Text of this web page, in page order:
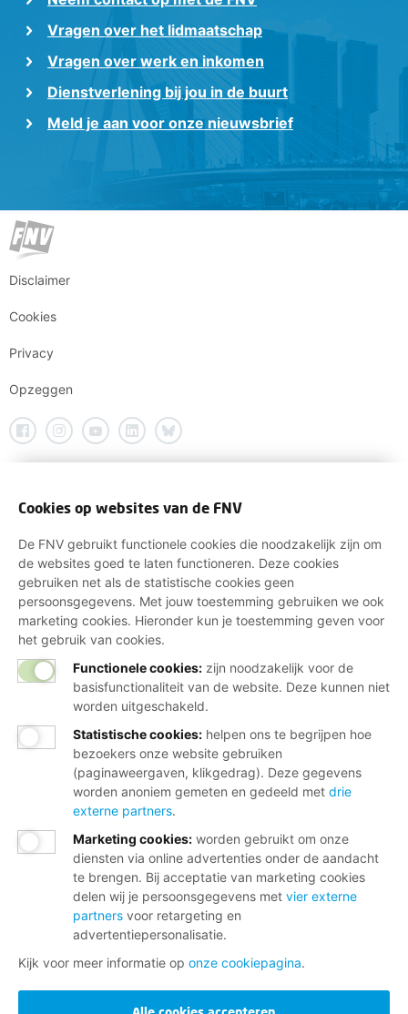
Vragen over het lidmaatschap
Vragen over werk en inkomen
Dienstverlening bij jou in de buurt
Meld je aan voor onze nieuwsbrief
Disclaimer
Cookies
Privacy
Opzeggen
Cookies op websites van de FNV
De FNV gebruikt functionele cookies die noodzakelijk zijn om
de websites goed te laten functioneren. Deze cookies
gebruiken net als de statistische cookies geen
persoonsgegevens. Met jouw toestemming gebruiken we ook
marketing cookies. Hieronder kun je toestemming geven voor
het gebruik van cookies.
Functionele cookies: zijn noodzakelijk voor de
basisfunctionaliteit van de website. Deze kunnen niet
worden uitgeschakeld.
Statistische cookies: helpen ons te begrijpen hoe
bezoekers onze website gebruiken
(paginaweergaven, klikgedrag). Deze gegevens
worden anoniem gemeten en gedeeld met drie
externe partners.
Marketing cookies: worden gebruikt om onze
diensten via online advertenties onder de aandacht
te brengen. Bij acceptatie van marketing cookies
delen wij je persoonsgegevens met vier externe
partners voor retargeting en
advertentiepersonalisatie.
Kijk voor meer informatie op onze cookiepagina.